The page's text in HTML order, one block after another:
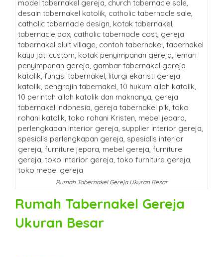
Rumah Tabernakel Gereja Ukuran Besar
Rumah Tabernakel Gereja
Ukuran Besar